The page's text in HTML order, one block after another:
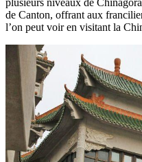
plusieurs niveaux de
de Canton, offrant aux
l’on peut voir en visitant la